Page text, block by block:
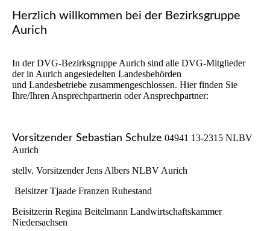
Herzlich willkommen bei der Bezirksgruppe
Aurich
In der DVG-Bezirksgruppe Aurich sind alle DVG-Mitglieder
der in Aurich angesiedelten Landesbehörden
und Landesbetriebe zusammengeschlossen. Hier finden Sie
Ihre/Ihren Ansprechpartnerin oder Ansprechpartner:
Vorsitzender Sebastian Schulze 04941 13-2315 NLBV
Aurich
stellv. Vorsitzender Jens Albers NLBV Aurich
Beisitzer Tjaade Franzen Ruhestand
Beisitzerin Regina Beitelmann Landwirtschaftskammer
Niedersachsen